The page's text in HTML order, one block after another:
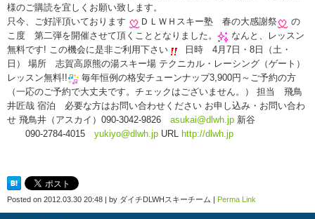
様のご購読を宜しくお願い致します。
只今、ご好評頂いております
ＤＬＷＨスキー塾 春の大感謝祭
の
こ度 第二弾を開催させて頂くこととなりました。
なんと、レッスン
無料です! この機会に是非ご利用下さい
日時 4月7日・8日（土・
日） 場所 志賀高原熊の湯スキー場 テクニカル・レーシング（ゲート）
レッスン無料!!
毎年恒例の格安チューンナップ3,900円～ご予約の方
（一応のご予約で大丈夫です。チェックはございません。） 担当 飛鳥
井匠哉 宿泊 必要な方はお問い合わせください お申し込み・お問い合わ
せ 飛鳥井（アスカイ）090-3042-9826 asukai@dlwh.jp 新谷
090-2784-4015 yukiyo@dlwh.jp URL http://dlwh.jp
Posted on 2012.03.30 20:48 by ダイチDLWHスキーチーム Perma Link